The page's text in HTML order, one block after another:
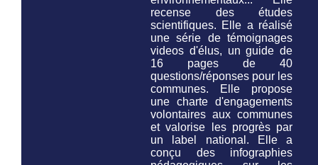
recense des études
scientifiques. Elle a réalisé
une série de témoignages
videos d'élus, un guide de
16 pages de 40
questions/réponses pour les
communes. Elle propose
une charte d'engagements
volontaires aux communes
et valorise les progrès par
un label national. Elle a
conçu des infographies